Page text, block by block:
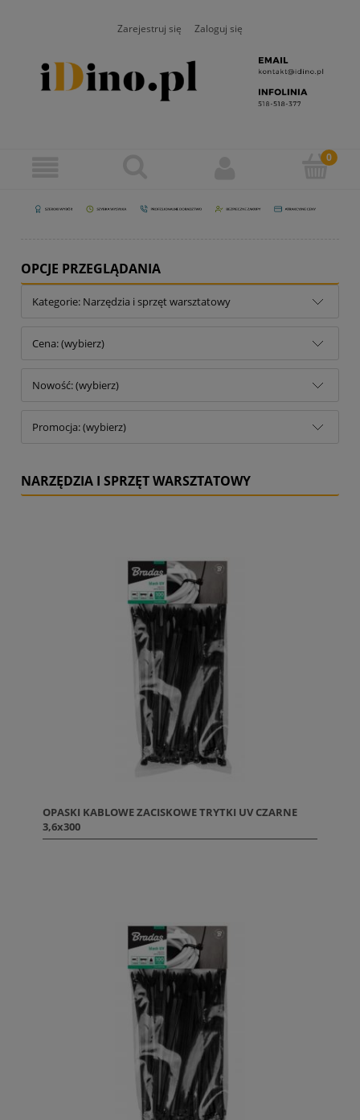
Zarejestruj się Zaloguj się
OPCJE PRZEGLĄDANIA
Kategorie: Narzędzia i sprzęt warsztatowy
Cena: (wybierz)
Nowość: (wybierz)
Promocja: (wybierz)
NARZĘDZIA I SPRZĘT WARSZTATOWY
OPASKI KABLOWE ZACISKOWE TRYTKI UV CZARNE
3,6x300